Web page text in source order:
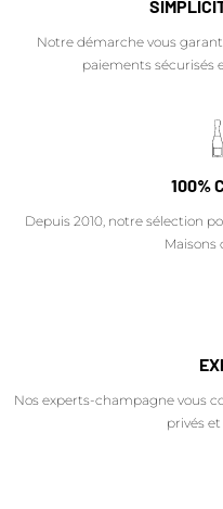
Notre démarche vous
paiements sécurisés
100%
Depuis 2010, notre sélection
Maisons
Nos experts-champagne vous
privés